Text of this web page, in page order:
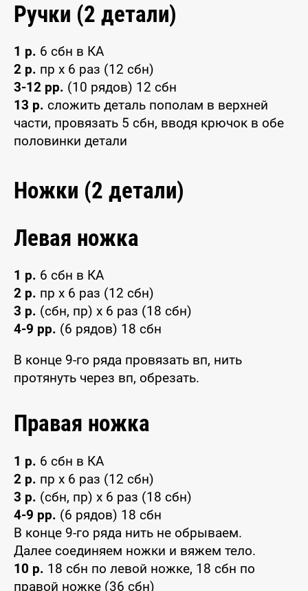
Ручки (2 детали)
1 р. 6 сбн в КА
2 р. пр х 6 раз (12 сбн)
3-12 рр. (10 рядов) 12 сбн
13 р. сложить деталь пополам в верхней
части, провязать 5 сбн, вводя крючок в обе
половинки детали
Ножки (2 детали)
Левая ножка
1 р. 6 сбн в КА
2 р. пр х 6 раз (12 сбн)
3 р. (сбн, пр) х 6 раз (18 сбн)
4-9 рр. (6 рядов) 18 сбн
В конце 9-го ряда провязать вп, нить
протянуть через вп, обрезать.
Правая ножка
1 р. 6 сбн в КА
2 р. пр х 6 раз (12 сбн)
3 р. (сбн, пр) х 6 раз (18 сбн)
4-9 рр. (6 рядов) 18 сбн
В конце 9-го ряда нить не обрываем.
Далее соединяем ножки и вяжем тело.
10 р. 18 сбн по левой ножке, 18 сбн по
правой ножке (36 сбн)